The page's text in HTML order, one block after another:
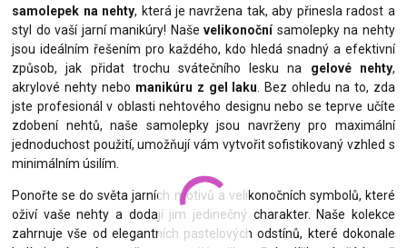
samolepek na nehty, která je navržena tak, aby přinesla radost a
styl do vaší jarní manikúry! Naševelikonočnísamolepky na nehty
jsou ideálním řešením pro každého, kdo hledá snadný a efektivní
způsob, jak přidat trochu svátečního lesku na gelové nehty,
akrylové nehty nebo manikúru z gel laku . Bez ohledu na to, zda
jste profesionál v oblasti nehtového designu nebo se teprve učíte
zdobení nehtů, naše samolepky jsou navrženy pro maximální
jednoduchost použití, umožňují vám vytvořit sofistikovaný vzhled s
minimálním úsilím.
Ponořte se do světa jarních motivů a velikonočních symbolů, které
oživí vaše nehty a dodají jim jedinečný charakter. Naše kolekce
zahrnuje vše od elegantních pastelových odstínů, které dokonale